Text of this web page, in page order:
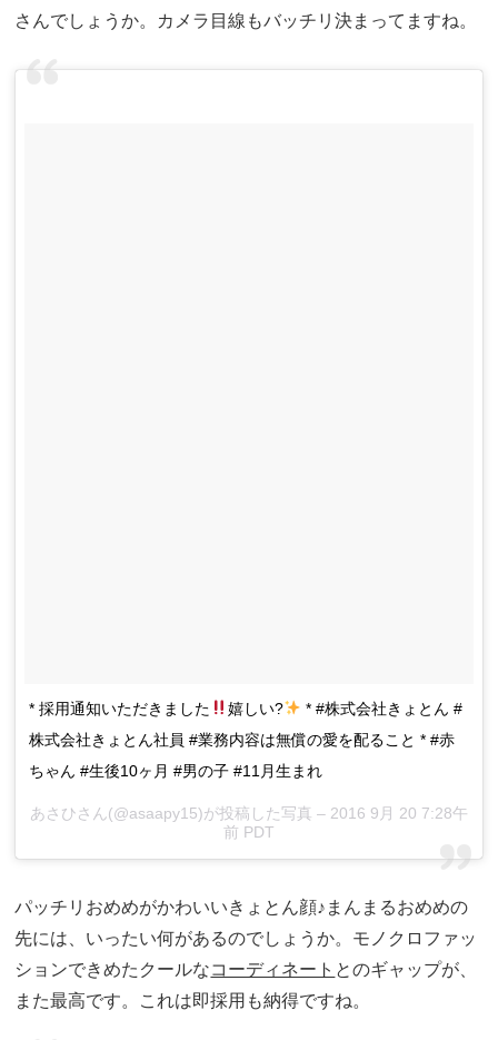
さんでしょうか。カメラ目線もバッチリ決まってますね。
* 採用通知いただきました 嬉しい?
* #株式会社きょとん #
株式会社きょとん社員 #業務内容は無償の愛を配ること * #赤
ちゃん #生後10ヶ月 #男の子 #11月生まれ
あさひさん(@asaapy15)が投稿した写真 – 2016 9月 20 7:28午
前 PDT
パッチリおめめがかわいいきょとん顔♪まんまるおめめの
先には、いったい何があるのでしょうか。モノクロファッ
ションできめたクールなコーディネート とのギャップが、
また最高です。これは即採用も納得ですね。